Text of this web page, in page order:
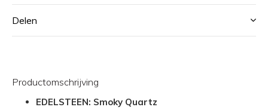
Delen
Productomschrijving
EDELSTEEN: Smoky Quartz